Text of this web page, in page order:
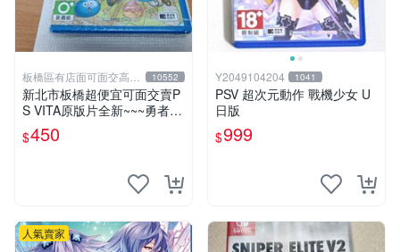
板橋區有店面可面交高價
回收電玩
10552
新北市板橋超便宜可面交賣P
S VITA原版片全新~~~勇者鬥
惡龍 創世小玩家~~~便宜賣
$450
Y2049104204 1041
PSV 超次元動作 戰機少女 U
日版
$999
人氣賣家